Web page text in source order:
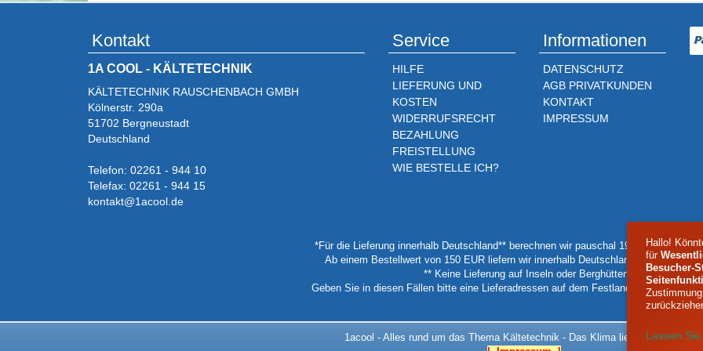
Kontakt
1A COOL - KÄLTETECHNIK
KÄLTETECHNIK RAUSCHENBACH GMBH
Kölnerstr. 290a
51702 Bergneustadt
Deutschland
Telefon: 02261 - 944 10
Telefax: 02261 - 944 15
kontakt@1acool.de
Service
HILFE
LIEFERUNG UND
KOSTEN
WIDERRUFSRECHT
BEZAHLUNG
FREISTELLUNG
WIE BESTELLE ICH?
Informationen
DATENSCHUTZ
AGB PRIVATKUNDEN
KONTAKT
IMPRESSUM
*Für die Lieferung innerhalb Deutschland** berechnen wir pauschal 19,90 EUR pro
Ab einem Bestellwert von 150 EUR liefern wir innerhalb Deutschland**
** Keine Lieferung auf Inseln oder Berghütten.
Geben Sie in diesen Fällen bitte eine Lieferadressen auf dem Festland oder einer
1acool - Alles rund um das Thema Kältetechnik - Das Klima liegt uns am
Hallo!
für
Besucher-
Lassen